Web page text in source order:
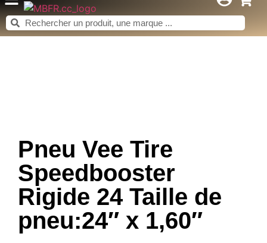
Pneu Vee Tire
Speedbooster
Rigide 24 Taille de
pneu:24″ x 1,60″